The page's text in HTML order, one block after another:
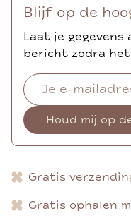
Blijf op de
Laat je
bericht zodra het
Houd mij op
Gratis
Gratis ophalen